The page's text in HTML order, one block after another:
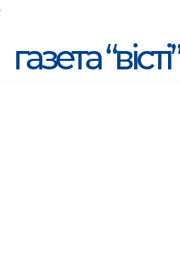
газета “вісті”